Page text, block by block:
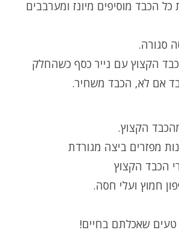
הכבד מוסיפים מיונז ומערבבים
סגורה.
הקצוץ עם נייר כסף כשהחלק
אם לא, הכבד משחיר.
הקצוץ.
מפזרים ביצה מגורדת
הכבד הקצוץ
חמוץ ועלי חסה.
טעים שאכלתם בחיים!